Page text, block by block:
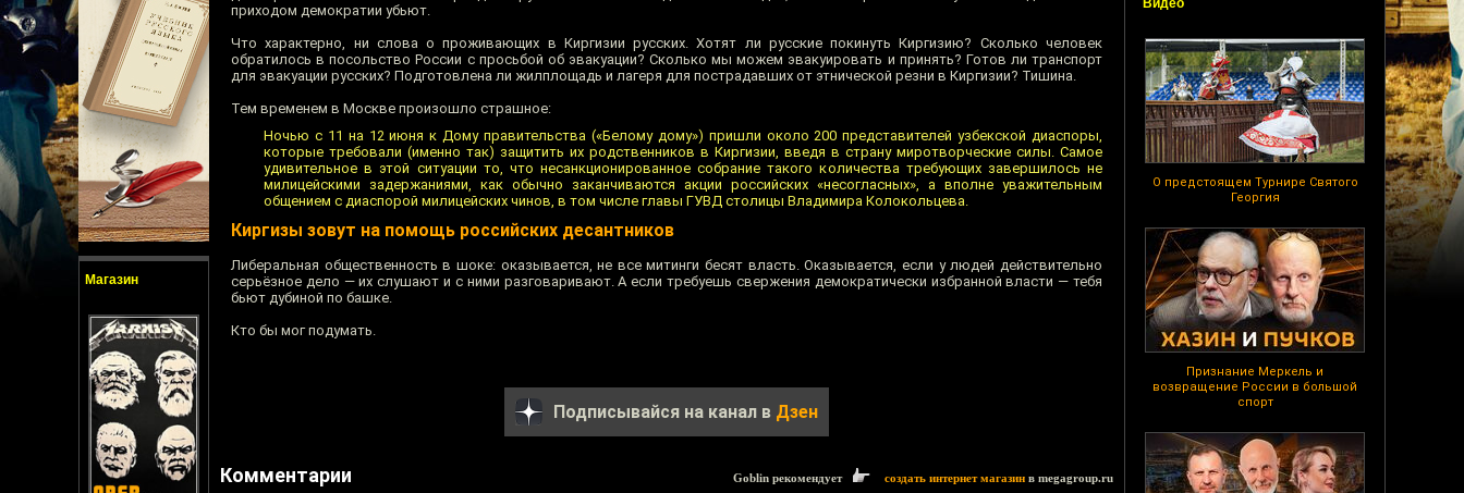
Магазин
Видео
О предстоящем Турнире Святого
Георгия
Признание Меркель и
возвращение России в большой
спорт
приходом демократии убьют.
Что характерно, ни слова о проживающих в Киргизии русских. Хотят ли русские покинуть Киргизию? Сколько человек
обратилось в посольство России с просьбой об эвакуации? Сколько мы можем эвакуировать и принять? Готов ли транспорт
для эвакуации русских? Подготовлена ли жилплощадь и лагеря для пострадавших от этнической резни в Киргизии? Тишина.
Тем временем в Москве произошло страшное:
Ночью с 11 на 12 июня к Дому правительства («Белому дому») пришли около 200 представителей узбекской диаспоры,
которые требовали (именно так) защитить их родственников в Киргизии, введя в страну миротворческие силы. Самое
удивительное в этой ситуации то, что несанкционированное собрание такого количества требующих завершилось не
милицейскими задержаниями, как обычно заканчиваются акции российских «несогласных», а вполне уважительным
общением с диаспорой милицейских чинов, в том числе главы ГУВД столицы Владимира Колокольцева.
Киргизы зовут на помощь российских десантников
Либеральная общественность в шоке: оказывается, не все митинги бесят власть. Оказывается, если у людей действительно
серьёзное дело — их слушают и с ними разговаривают. А если требуешь свержения демократически избранной власти — тебя
бьют дубиной по башке.
Кто бы мог подумать.
Подписывайся на канал в Дзен
Комментарии Goblin рекомендует создать интернет магазин в megagroup.ru